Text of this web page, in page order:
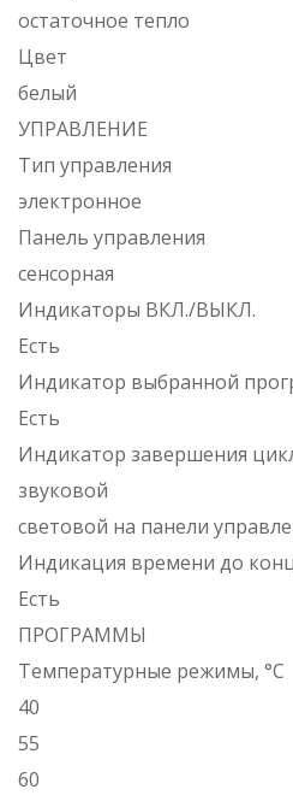
остаточное тепло
Цвет
белый
УПРАВЛЕНИЕ
Тип управления
электронное
Панель управления
сенсорная
Индикаторы ВКЛ./ВЫКЛ.
Есть
Индикатор выбранной
Есть
Индикатор завершения
звуковой
световой на панели
Индикация времени до
Есть
ПРОГРАММЫ
Температурные режимы, °C
40
55
60